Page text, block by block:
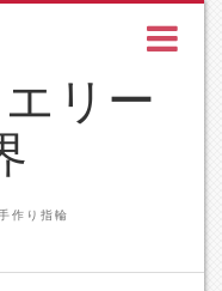
リー
作り指輪